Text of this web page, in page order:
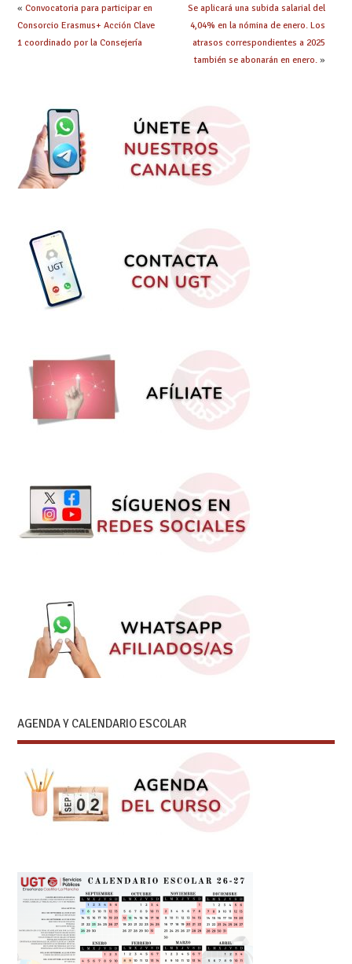
« Convocatoria para participar en
Consorcio Erasmus+ Acción Clave
1 coordinado por la Consejería
Se aplicará una subida salarial del
4,04% en la nómina de enero. Los
atrasos correspondientes a 2025
también se abonarán en enero.»
AGENDA Y CALENDARIO ESCOLAR